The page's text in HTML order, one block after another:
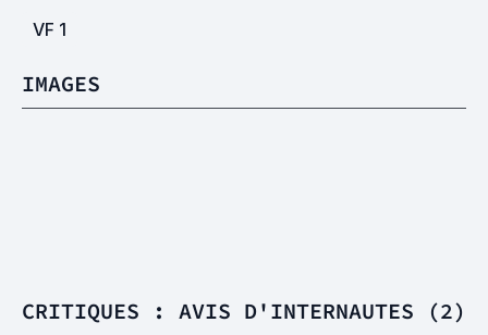
VF 1
IMAGES
CRITIQUES : AVIS D'INTERNAUTES (2)